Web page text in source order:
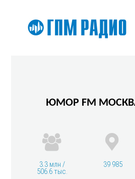
ЮМОР FM
3.3 млн /
506.6 тыс.
39 985